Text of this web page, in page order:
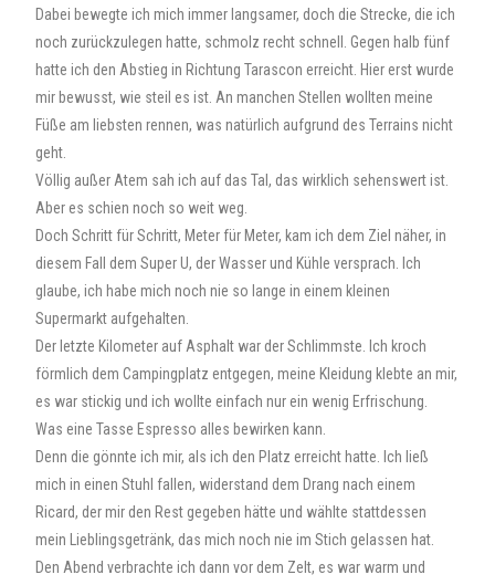
Dabei bewegte ich mich immer langsamer, doch die Strecke, die ich
noch zurückzulegen hatte, schmolz recht schnell. Gegen halb fünf
hatte ich den Abstieg in Richtung Tarascon erreicht. Hier erst wurde
mir bewusst, wie steil es ist. An manchen Stellen wollten meine
Füße am liebsten rennen, was natürlich aufgrund des Terrains nicht
geht.
Völlig außer Atem sah ich auf das Tal, das wirklich sehenswert ist.
Aber es schien noch so weit weg.
Doch Schritt für Schritt, Meter für Meter, kam ich dem Ziel näher, in
diesem Fall dem Super U, der Wasser und Kühle versprach. Ich
glaube, ich habe mich noch nie so lange in einem kleinen
Supermarkt aufgehalten.
Der letzte Kilometer auf Asphalt war der Schlimmste. Ich kroch
förmlich dem Campingplatz entgegen, meine Kleidung klebte an mir,
es war stickig und ich wollte einfach nur ein wenig Erfrischung.
Was eine Tasse Espresso alles bewirken kann.
Denn die gönnte ich mir, als ich den Platz erreicht hatte. Ich ließ
mich in einen Stuhl fallen, widerstand dem Drang nach einem
Ricard, der mir den Rest gegeben hätte und wählte stattdessen
mein Lieblingsgetränk, das mich noch nie im Stich gelassen hat.
Den Abend verbrachte ich dann vor dem Zelt, es war warm und